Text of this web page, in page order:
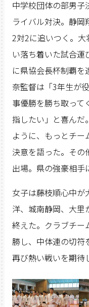
中学校団体の部男子
ライバル対決。静
2対2に追いつく。
い落ち着いた試合運
に県協会長杯制覇
奈監督は「3年生が
事優勝を勝ち取って
指したい」と喜んだ
ように、もっとチー
決意を語った。そ
出場。県の強豪相手
女子は藤枝順心中が
洋、城南静岡、大里
終えた。クラブチー
勝し、中体連の切符
再び熱い戦いを期待